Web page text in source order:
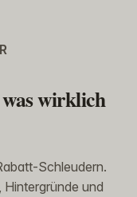
wirklich
Schleudern.
Hintergründe und